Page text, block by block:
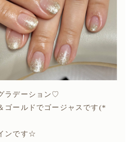
ラデーション♡
ゴールドでゴージャスです(*
ンです☆